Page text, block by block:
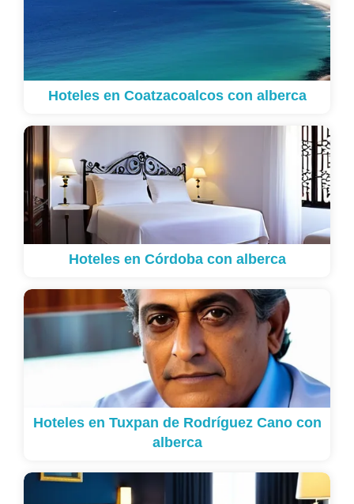
Hoteles en Coatzacoalcos con alberca
Hoteles en Córdoba con alberca
Hoteles en Tuxpan de Rodríguez Cano con
alberca